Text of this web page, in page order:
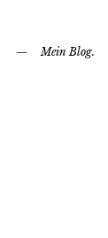
Mein Blog.